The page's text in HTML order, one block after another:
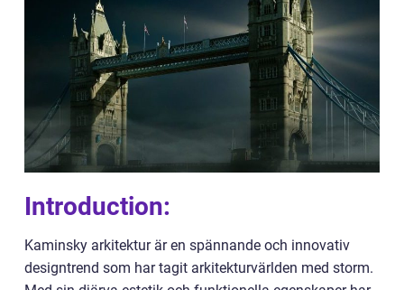
Introduction:
Kaminsky arkitektur är en spännande och innovativ
designtrend som har tagit arkitekturvärlden med storm.